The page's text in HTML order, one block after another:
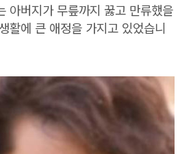
아버지가 무릎까지 꿇고 만류했을
활에 큰 애정을 가지고 있었습니